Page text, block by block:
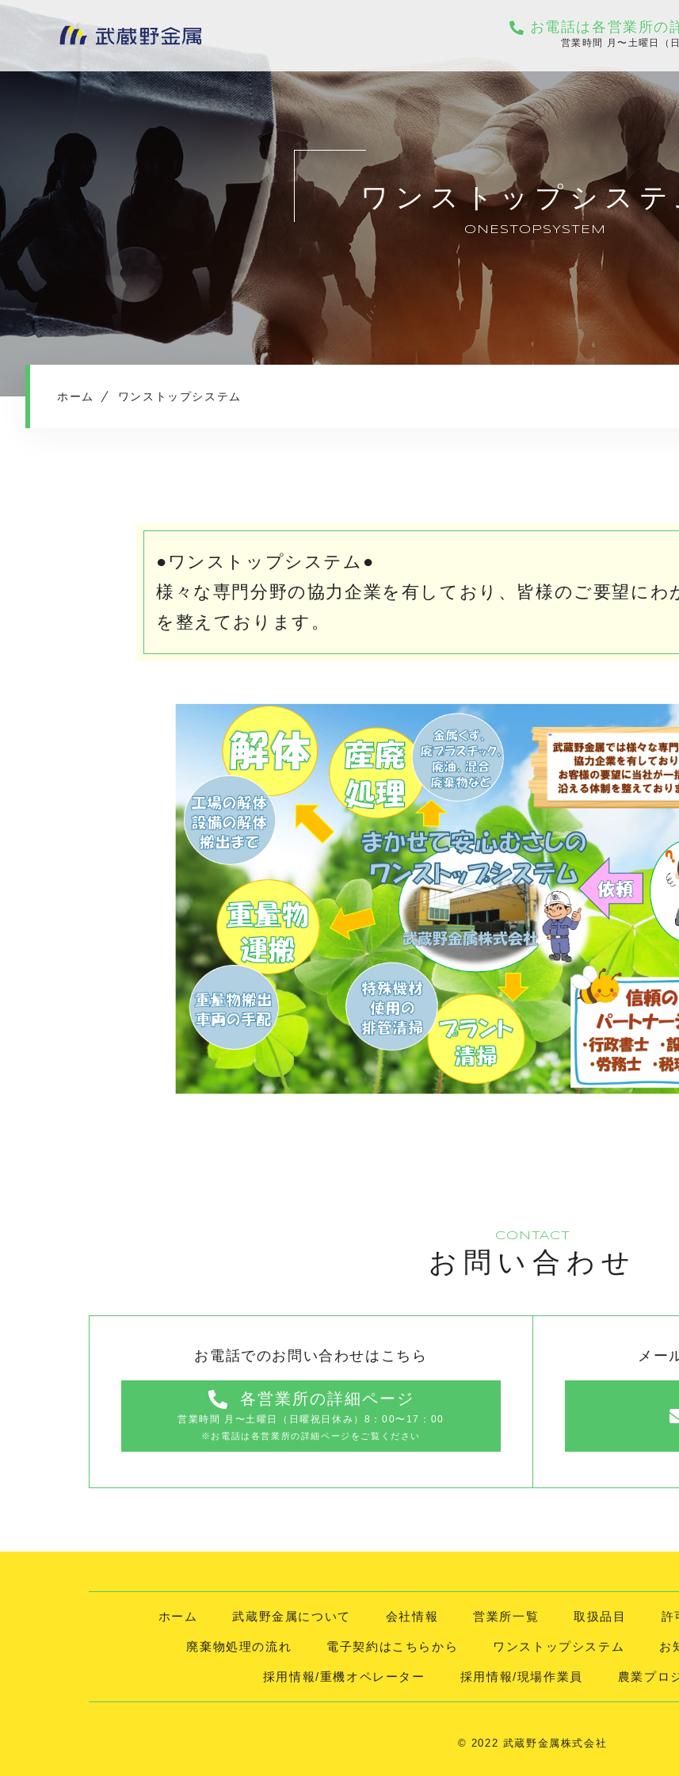
お電話は各営業所の
営業時間 ⽉〜⼟曜日（
ワンストップシス
ONESTOPSYSTEM
ホーム ワンストップシステム
●ワンストップシステム●
様々な専門分野の協力企業を有しており、皆様のご要望にわ
を整えております。
CONTACT
お問い合わせ
お電話でのお問い合わせはこちら
各営業所の詳細ページ
営業時間 ⽉〜⼟曜日（⽇曜祝⽇休み）8：00〜17：00
※お電話は各営業所の詳細ページをご覧ください
メー
ホーム 武蔵野金属について 会社情報 営業所一覧 取扱品目 許
廃棄物処理の流れ 電子契約はこちらから ワンストップシステム お
採用情報/重機オペレーター 採用情報/現場作業員 農業プロ
© 2022 武蔵野金属株式会社